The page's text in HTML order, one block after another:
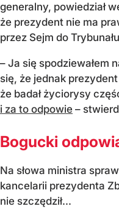
generalny, powiedział
że prezydent nie ma
przez Sejm do
– Ja się spodziewałem
się, że jednak
że badał życiorysy
i za to odpowie –
Bogucki
Na słowa ministra
kancelarii prezydenta
nie szczędził...